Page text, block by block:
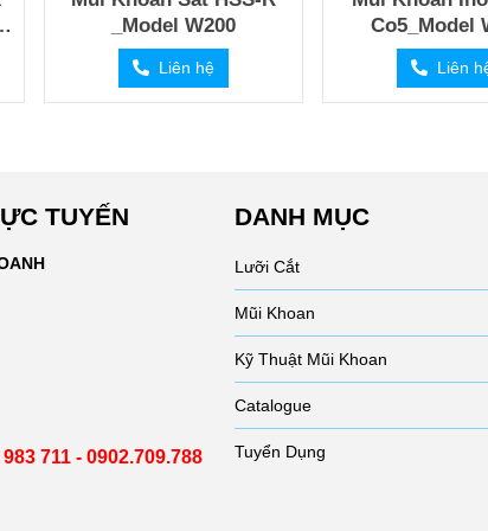
_Model W200
Liên hệ Liên
TUYẾN
711 - 0902.709.788
DANH MỤC
Lưỡi Cắt
Mũi Khoan
Kỹ Thuật Mũi Khoan
Catalogue
Tuyển Dụng